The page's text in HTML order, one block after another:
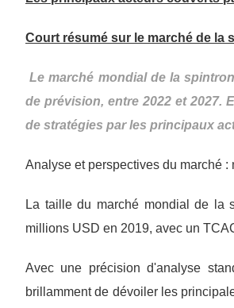
Court résumé sur le marché de la
Le marché mondial de la
de prévision, entre 2022 et 2027.
de stratégies par les principaux
Analyse et perspectives du marché
La taille du marché mondial de la
millions USD en 2019, avec un
Avec une précision d'analyse
brillamment de dévoiler les